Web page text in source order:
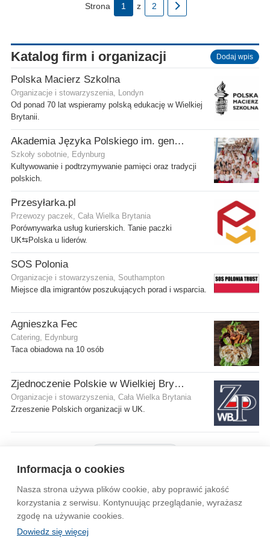
Informacja o cookies
Nasza strona używa plików cookie, aby poprawić jakość
korzystania z serwisu. Kontynuując przeglądanie, wyrażasz
zgodę na używanie cookies.
Dowiedz się więcej
Strona 1 z 2
Katalog firm i organizacji Dodaj wpis
Polska Macierz Szkolna
Organizacje i stowarzyszenia, Londyn
Od ponad 70 lat wspieramy polską edukację w Wielkiej
Brytanii.
Akademia Języka Polskiego im. gen. Stanisława Maczka przy ECP
Szkoły sobotnie, Edynburg
Kultywowanie i podtrzymywanie pamięci oraz tradycji
polskich.
Przesyłarka.pl
Przewozy paczek, Cała Wielka Brytania
Porównywarka usług kurierskich. Tanie paczki
UK⇆Polska u liderów.
SOS Polonia
Organizacje i stowarzyszenia, Southampton
Miejsce dla imigrantów poszukujących porad i wsparcia.
Agnieszka Fec
Catering, Edynburg
Taca obiadowa na 10 osób
Zjednoczenie Polskie w Wielkiej Brytanii
Organizacje i stowarzyszenia, Cała Wielka Brytania
Zrzeszenie Polskich organizacji w UK.
Wytyczne dla społeczności Regulamin Prywatność
Reklama Kontakt